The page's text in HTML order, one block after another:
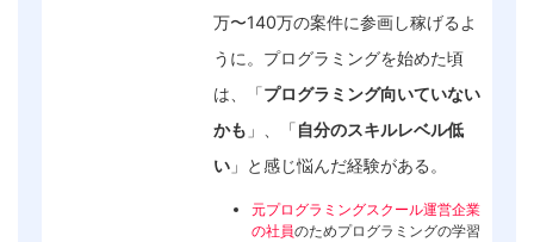
万〜140万の案件に参画し稼げるよ
うに。プログラミングを始めた頃
は、「プログラミング向いていない
かも 」、「自分のスキルレベル低
い 」と感じ悩んだ経験がある。
元プログラミングスクール運営企業
の社員のためプログラミングの学習